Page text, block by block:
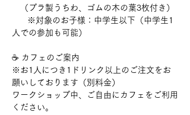
（プラ製うちわ、ゴムの木の葉3枚付き）
※対象のお子様：中学生以下（中学生1
人での参加も可能）
☕ カフェのご案内
※お1人につき1ドリンク以上のご注文をお
願いしております（別料金）
ワークショップ中、ご自由にカフェをご利用
ください。